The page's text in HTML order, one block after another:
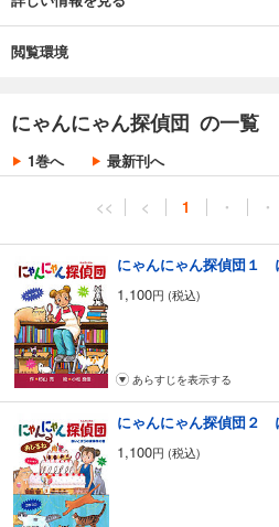
閲覧環境
にゃんにゃん探偵団 の一覧
1巻へ 最新刊へ
<< < 1 ・ ・
にゃんにゃん探偵団１
1,100円 (税込)
あらすじを表示する
にゃんにゃん探偵団２
1,100円 (税込)